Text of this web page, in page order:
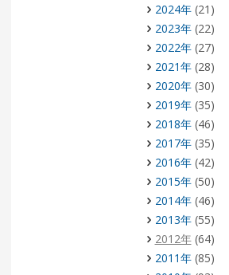
2024年(21)
2023年(22)
2022年(27)
2021年(28)
2020年(30)
2019年(35)
2018年(46)
2017年(35)
2016年(42)
2015年(50)
2014年(46)
2013年(55)
2012年(64)
2011年(85)